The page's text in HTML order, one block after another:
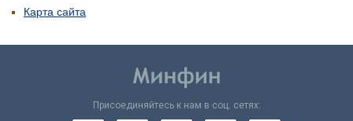
Карта сайта
Присоединяйтесь к нам в соц. сетях: